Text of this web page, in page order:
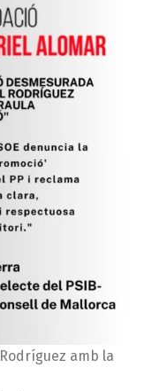
amb la